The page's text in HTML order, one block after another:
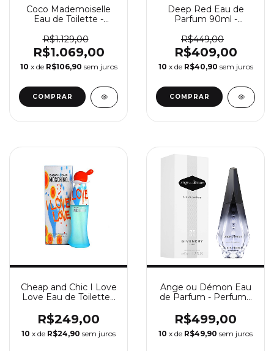
Coco Mademoiselle
Eau de Toilette -
Chanel
R$1.129,00
R$1.069,00
10 x de R$106,90 sem juros
COMPRAR
Deep Red Eau de
Parfum 90ml -
Hugo Boss
R$449,00
R$409,00
10 x de R$40,90 sem juros
COMPRAR
Cheap and Chic I Love
Love Eau de Toilette -
Moschino
R$249,00
10 x de R$24,90 sem juros
Ange ou Démon Eau
de Parfum - Perfume
R$499,00
10 x de R$49,90 sem juros